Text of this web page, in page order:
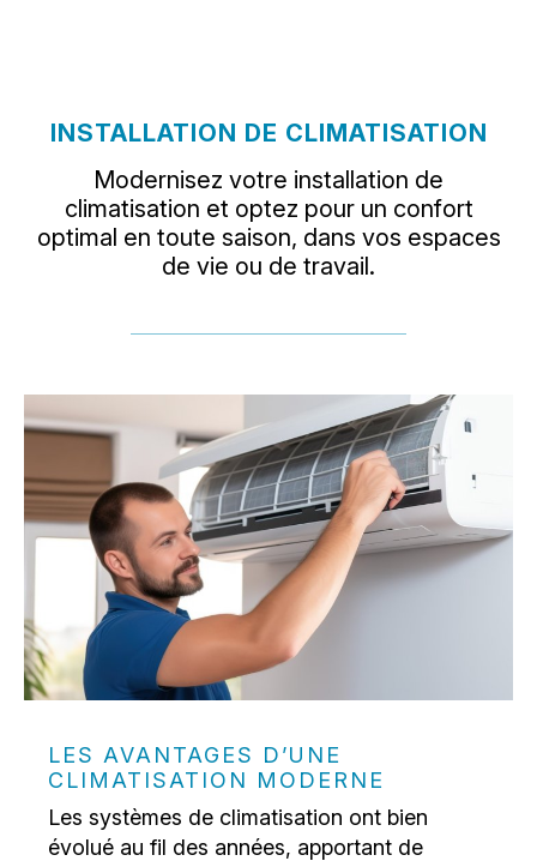
INSTALLATION DE CLIMATISATION
Modernisez votre installation de
climatisation et optez pour un confort
optimal en toute saison, dans vos espaces
de vie ou de travail.
LES AVANTAGES D’UNE
CLIMATISATION MODERNE
Les systèmes de climatisation ont bien
évolué au fil des années, apportant de